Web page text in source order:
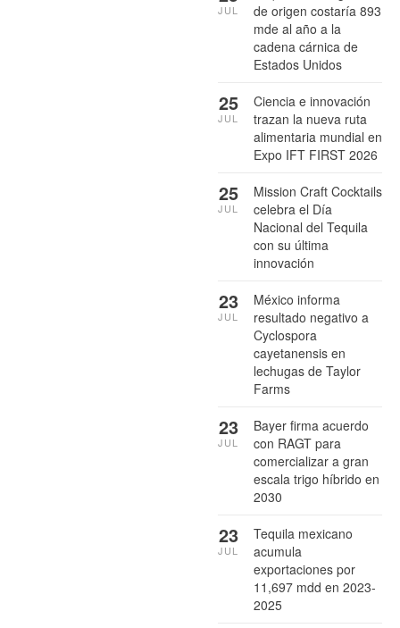
de origen costaría 893
mde al año a la
cadena cárnica de
Estados Unidos
JUL
Ciencia e innovación
trazan la nueva ruta
alimentaria mundial en
Expo IFT FIRST 2026
25
JUL
Mission Craft Cocktails
celebra el Día
Nacional del Tequila
con su última
innovación
25
JUL
México informa
resultado negativo a
Cyclospora
cayetanensis en
lechugas de Taylor
Farms
23
JUL
Bayer firma acuerdo
con RAGT para
comercializar a gran
escala trigo híbrido en
2030
23
JUL
Tequila mexicano
acumula
exportaciones por
11,697 mdd en 2023-
2025
23
JUL